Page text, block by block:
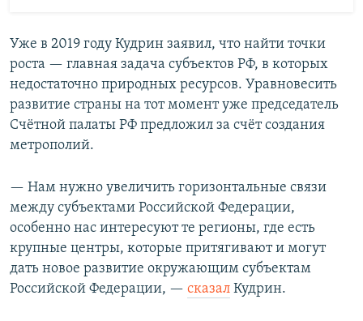
Уже в 2019 году Кудрин заявил, что найти точки
роста — главная задача субъектов РФ, в которых
недостаточно природных ресурсов. Уравновесить
развитие страны на тот момент уже председатель
Счётной палаты РФ предложил за счёт создания
метрополий.
— Нам нужно увеличить горизонтальные связи
между субъектами Российской Федерации,
особенно нас интересуют те регионы, где есть
крупные центры, которые притягивают и могут
дать новое развитие окружающим субъектам
Российской Федерации, — сказал Кудрин.